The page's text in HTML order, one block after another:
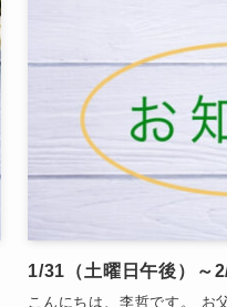
1/31（土曜日午後）～
こんにちは、李哲です。 お